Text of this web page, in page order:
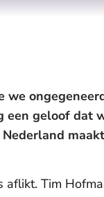
we
een geloof dat
aflikt. Tim